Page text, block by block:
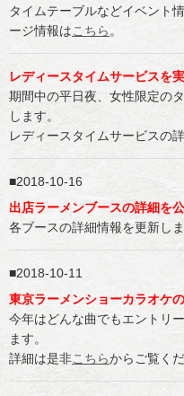
タイムテーブルなどイベント
ージ情報はこちら。
レディースタイムサービスを
期間中の平日夜、女性限定の
します。
レディースタイムサービスの
2018-10-16
出店ラーメンブースの詳細を公
各ブースの詳細情報を更新し
2018-10-11
東京ラーメンショーカラオケ
今年はどんな曲でもエントリ
ます。
詳細は是非こちらからご覧くだ